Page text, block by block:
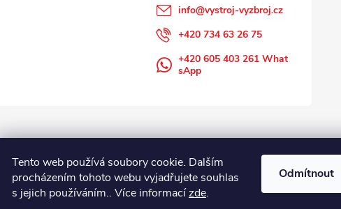
Tento web používá soubory cookie. Dalším
procházením tohoto webu vyjadřujete souhlas
s jejich používáním.. Více informacízde.
Odmítnout
info@vystroj-vyzbroj.cz
+420 734 63 26 75
+420 605 403 261 What
sApp